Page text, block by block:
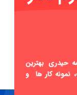
حیدری بهترین
نمونه کار ها و